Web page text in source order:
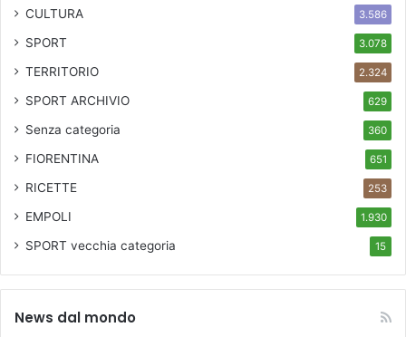
CULTURA 3.586
SPORT 3.078
TERRITORIO 2.324
SPORT ARCHIVIO 629
Senza categoria 360
FIORENTINA 651
RICETTE 253
EMPOLI 1.930
SPORT vecchia categoria 15
News dal mondo